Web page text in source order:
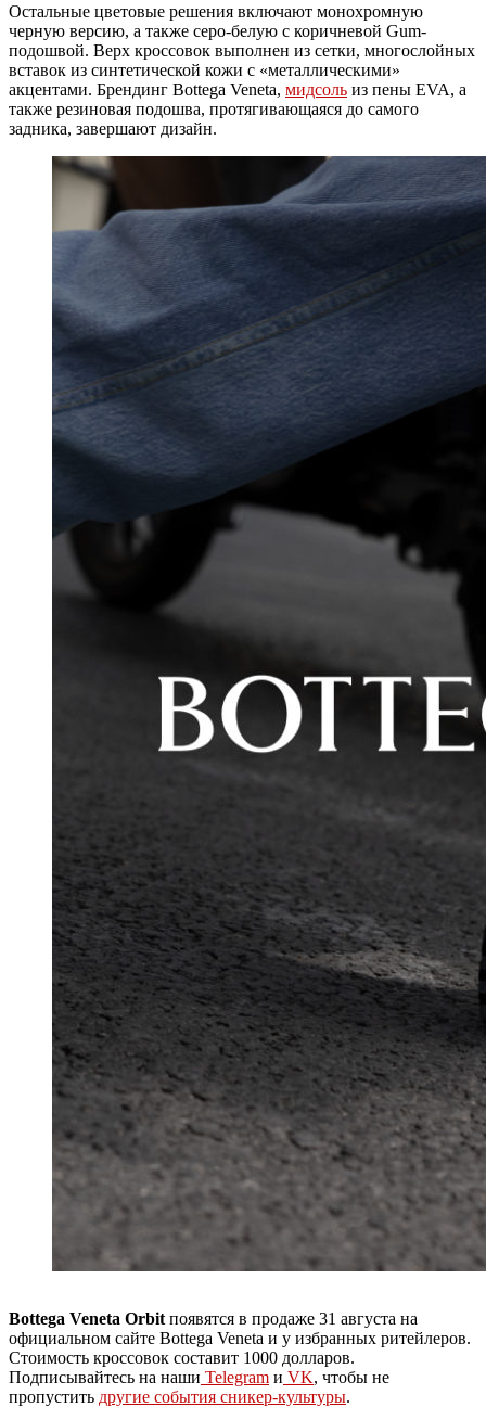
Остальные цветовые решения включают монохромную
черную версию, а также серо-белую с коричневой Gum-
подошвой. Верх кроссовок выполнен из сетки, многослойных
вставок из синтетической кожи с «металлическими»
акцентами. Брендинг Bottega Veneta, мидсоль из пены EVA, а
также резиновая подошва, протягивающаяся до самого
задника, завершают дизайн.
Bottega Veneta Orbit появятся в продаже 31 августа на
официальном сайте Bottega Veneta и у избранных ритейлеров.
Стоимость кроссовок составит 1000 долларов.
Подписывайтесь на наши Telegram и VK, чтобы не
пропустить другие события сникер-культуры.